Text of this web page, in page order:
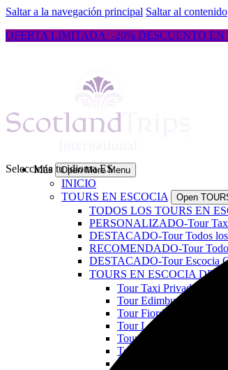
Saltar a la navegación principal Saltar al contenido
OFERTA LIMITADA: -20% DESCUENTO EN
Más Open More Menu
INICIO
TOURS EN ESCOCIA
Open
TODOS LOS TOURS EN
PERSONALIZADO-Tour
DESTACADO-Tour Todos los
RECOMENDADO-Tour
DESTACADO-Tour Escocia
TOURS EN ESCOCIA DE 1-
Tour Taxi Privado
Tour Edimburgo
Tour Fiordo de Forth &
Tour Lagos & Castillos:
Tour Lago Ness, Canal
Tour Lagos & Castillos:
Tour el Reino de Fife &
Selecciona tu idioma ES